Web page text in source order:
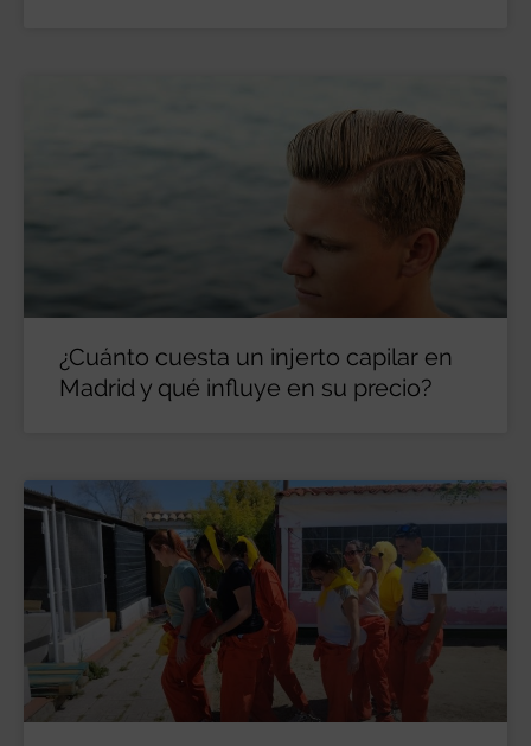
¿Cuánto cuesta un injerto capilar en
Madrid y qué influye en su precio?